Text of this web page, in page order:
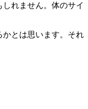
れません。体のサイ
とは思います。それ